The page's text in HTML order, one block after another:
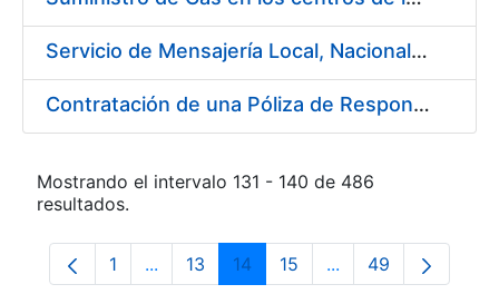
Servicio de Mensajería Local, Nacional e Internacional para la FNMT-RCM
Contratación de una Póliza de Responsabilidad Civil General para el año 2019
Mostrando el intervalo 131 - 140 de 486
resultados.
Página
1 ...Páginas intermedias Use TAB para
Página
13 Página
14 Página
15 ...PáginasPágina
49